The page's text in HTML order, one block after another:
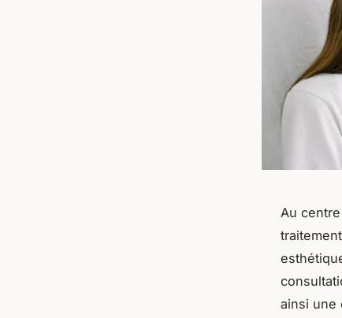
Au
ainsi une